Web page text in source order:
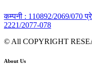
कम्पनी : 110892/2069/070
2221/2077-078
© All COPYRIGHT
About Us